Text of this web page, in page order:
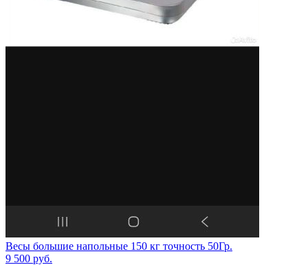
Весы большие напольные 150 кг точность 50Гр.
9 500 руб.